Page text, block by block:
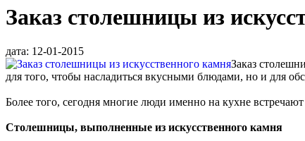
Заказ столешницы из
дата: 12-01-2015
Заказ
для того, чтобы насладиться вкусными блюдами, но и для
Более того, сегодня многие люди именно на кухне
Столешницы, выполненные из искусственного камня